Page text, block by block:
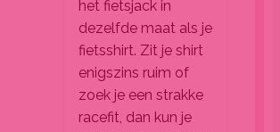
het fietsjack in
dezelfde maat als je
fietsshirt. Zit je shirt
enigszins ruim of
zoek je een strakke
racefit, dan kun je